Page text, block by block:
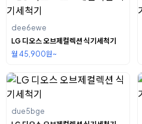
dee6ewe
LG 디오스 오브제컬렉션 식기세척기
월 45,900원~
due5bge